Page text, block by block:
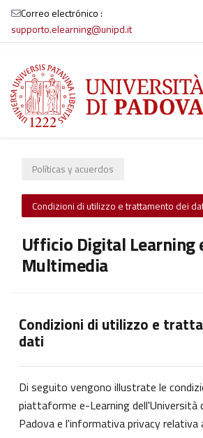
Salta al contenido principal
Correo electrónico :
supporto.elearning@unipd.it
Políticas y acuerdos
Condizioni di utilizzo e trattamento dei
Ufficio Digital Learning
Multimedia
Condizioni di utilizzo e
dati
Di seguito vengono illustrate le
piattaforme e-Learning dell'Università
Padova e l'informativa privacy relativa